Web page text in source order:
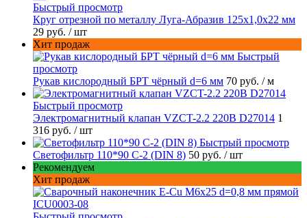
Быстрый просмотр
Круг отрезной по металлу Луга-Абразив 125x1,0x22 мм
29 руб. / шт
Хит продаж
Быстрый
просмотр
Рукав кислородный БРТ чёрный d=6 мм 70 руб. / м
Быстрый просмотр
Электромагнитный клапан VZCT-2.2 220В D27014 1
316 руб. / шт
Быстрый просмотр
Светофильтр 110*90 С-2 (DIN 8) 50 руб. / шт
Рекомендуем
Хит продаж